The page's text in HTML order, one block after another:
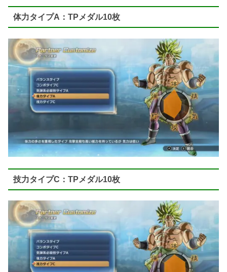
体力タイプA：TPメダル10枚
技力タイプC：TPメダル10枚